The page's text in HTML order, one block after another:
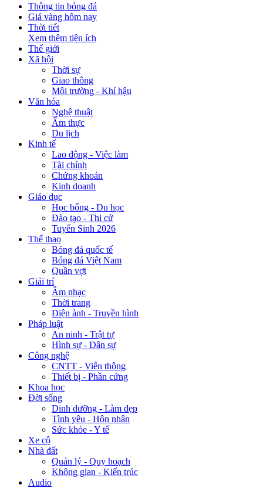
Thông tin bóng đá
Giá vàng hôm nay
Thời tiết
Xem thêm tiện ích
Thế giới
Xã hội
Thời sự
Giao thông
Môi trường - Khí hậu
Văn hóa
Nghệ thuật
Ẩm thực
Du lịch
Kinh tế
Lao động - Việc làm
Tài chính
Chứng khoán
Kinh doanh
Giáo dục
Học bổng - Du học
Đào tạo - Thi cử
Tuyển Sinh 2026
Thể thao
Bóng đá quốc tế
Bóng đá Việt Nam
Quần vợt
Giải trí
Âm nhạc
Thời trang
Điện ảnh - Truyền hình
Pháp luật
An ninh - Trật tự
Hình sự - Dân sự
Công nghệ
CNTT - Viễn thông
Thiết bị - Phần cứng
Khoa học
Đời sống
Dinh dưỡng - Làm đẹp
Tình yêu - Hôn nhân
Sức khỏe - Y tế
Xe cộ
Nhà đất
Quản lý - Quy hoạch
Không gian - Kiến trúc
Audio